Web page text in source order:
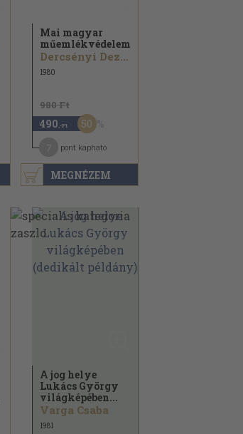
MEGNÉZEM
Mai magyar
műemlékvédelem
Dercsényi Dezső
1980
980 Ft
490 ,-Ft 50
pont kapható
A jog helye
Lukács György
világképében...
Varga Csaba
1981